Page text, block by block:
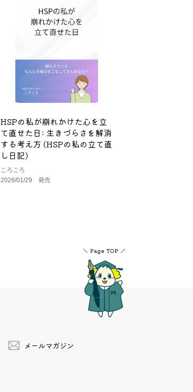
HSPの私が崩れかけた心を立
て直せた日: 生きづらさを解消
する考え方 (HSPの私の立て直
し日記)
ころころ
2026/01/29 発売
メールマガジン